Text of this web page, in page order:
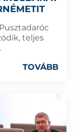
teljes
TOVÁBB